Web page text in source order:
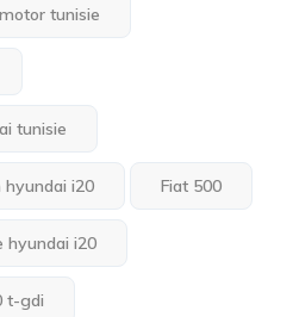
tunisie
tunisie
i20 Fiat 500
hyundai i20
t-gdi